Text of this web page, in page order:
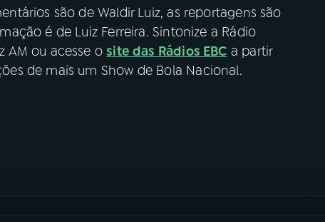
são de Waldir Luiz, as reportagens são
é de Luiz Ferreira. Sintonize a Rádio
AM ou acesse osite das Rádios EBC a partir
de mais um Show de Bola Nacional.